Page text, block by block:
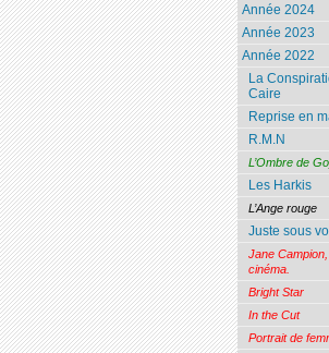
Année 2024
Année 2023
Année 2022
La
Caire
Reprise en
R.M.N
L’Ombre de
Les Harkis
L’Ange rouge
Juste sous
Jane
cinéma.
Bright Star
In the Cut
Portrait de